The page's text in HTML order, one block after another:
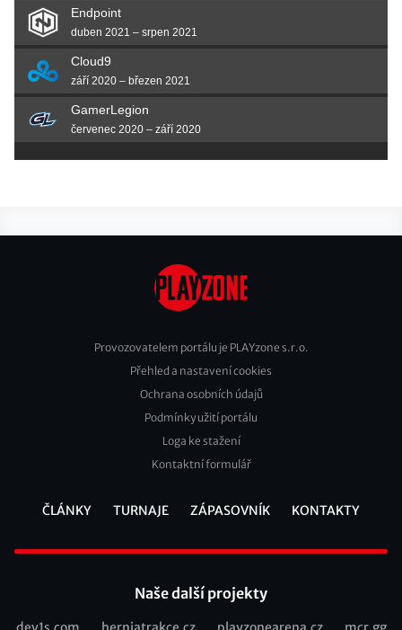
Endpoint
duben 2021 – srpen 2021
Cloud9
září 2020 – březen 2021
GamerLegion
červenec 2020 – září 2020
Footer
Provozovatelem portálu je PLAYzone s.r.o.
Přehled a nastavení cookies
Ochrana osobních údajů
Podmínky užití portálu
Loga ke stažení
Kontaktní formulář
ČLÁNKY TURNAJE ZÁPASOVNÍK KONTAKTY
Naše další projekty